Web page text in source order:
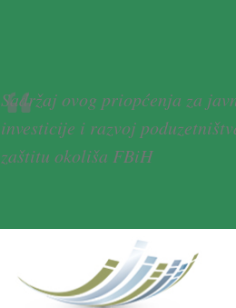
Sadržaj ovog priopćenja za
investicije i razvoj
zaštitu okoliša FBiH